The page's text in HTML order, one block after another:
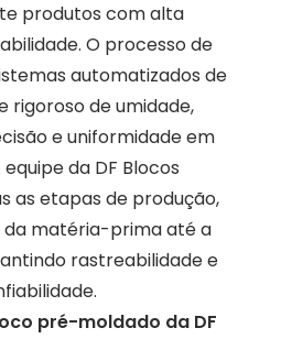
produtos com alta
O processo de
automatizados de
rigoroso de umidade,
e uniformidade em
da DF Blocos
as etapas de produção,
da matéria-prima até a
rastreabilidade e
pré-moldado da DF